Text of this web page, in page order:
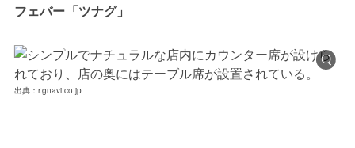
フェバー「ツナグ」
出典：r.gnavi.co.jp